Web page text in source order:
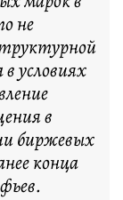
не
условиях
в
биржевых
конца